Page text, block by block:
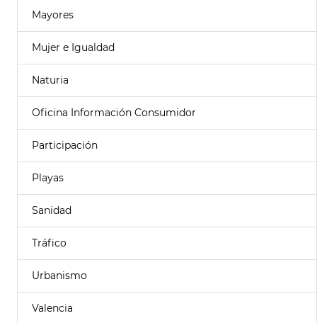
Mayores
Mujer e Igualdad
Naturia
Oficina Información Consumidor
Participación
Playas
Sanidad
Tráfico
Urbanismo
Valencia